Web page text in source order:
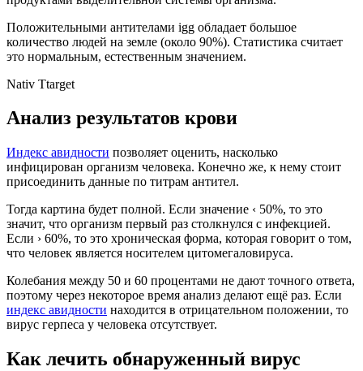
Положительными антителами igg обладает большое
количество людей на земле (около 90%). Статистика считает
это нормальным, естественным значением.
Nativ Ttarget
Анализ результатов крови
Индекс авидности позволяет оценить, насколько
инфицирован организм человека. Конечно же, к нему стоит
присоединить данные по титрам антител.
Тогда картина будет полной. Если значение ‹ 50%, то это
значит, что организм первый раз столкнулся с инфекцией.
Если › 60%, то это хроническая форма, которая говорит о том,
что человек является носителем цитомегаловируса.
Колебания между 50 и 60 процентами не дают точного ответа,
поэтому через некоторое время анализ делают ещё раз. Если
индекс авидности находится в отрицательном положении, то
вирус герпеса у человека отсутствует.
Как лечить обнаруженный вирус